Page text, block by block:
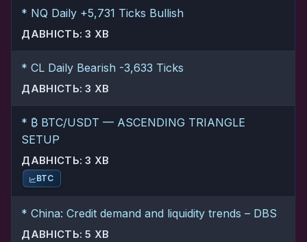
* NQ Daily +5,731 Ticks Bullish
ДАВНІСТЬ: 3 ХВ
* CL Daily Bearish -3,633 Ticks
ДАВНІСТЬ: 3 ХВ
* ₿ BTC/USDT — ASCENDING TRIANGLE
SETUP
ДАВНІСТЬ: 3 ХВ
BTC
* China: Credit demand and liquidity trends – DBS
ДАВНІСТЬ: 5 ХВ